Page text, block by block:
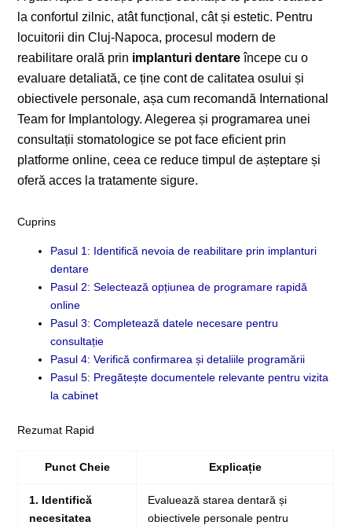
la confortul zilnic, atât funcțional, cât și estetic. Pentru
locuitorii din Cluj-Napoca, procesul modern de
reabilitare orală prin implanturi dentareîncepe cu o
evaluare detaliată, ce ține cont de calitatea osului și
obiectivele personale, așa cum recomandă International
Team for Implantology. Alegerea și programarea unei
consultații stomatologice se pot face eficient prin
platforme online, ceea ce reduce timpul de așteptare și
oferă acces la tratamente sigure.
Cuprins
Pasul 1: Identifică nevoia de reabilitare prin implanturi
dentare
Pasul 2: Selectează opțiunea de programare rapidă
online
Pasul 3: Completează datele necesare pentru
consultație
Pasul 4: Verifică confirmarea și detaliile programării
Pasul 5: Pregătește documentele relevante pentru vizita
la cabinet
Rezumat Rapid
Punct Cheie Explicație
1. Identifică
necesitatea
Evaluează starea dentară și
obiectivele personale pentru